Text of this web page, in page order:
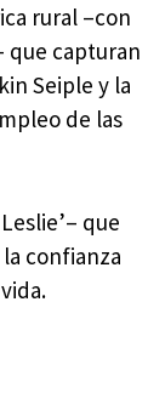
rural –con
que capturan
Seiple y la
de las
que
confianza